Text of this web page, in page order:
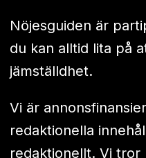
Nöjesguiden är
du kan alltid lita på
jämställdhet.
Vi är
redaktionella
redaktionellt. Vi tror